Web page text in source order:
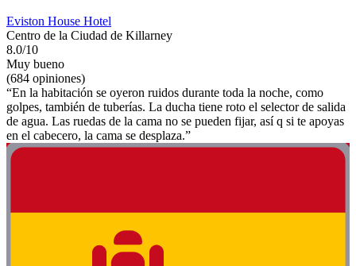
Eviston House Hotel
Centro de la Ciudad de Killarney
8.0/10
Muy bueno
(684 opiniones)
“En la habitación se oyeron ruidos durante toda la noche, como
golpes, también de tuberías. La ducha tiene roto el selector de salida
de agua. Las ruedas de la cama no se pueden fijar, así q si te apoyas
en el cabecero, la cama se desplaza.”